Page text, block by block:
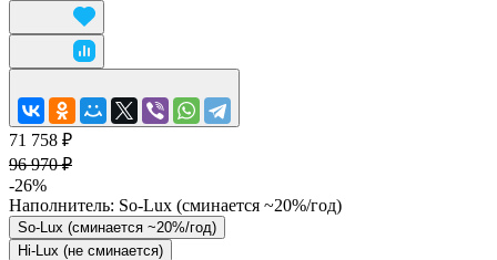
71 758 ₽
96 970 ₽
-26%
Наполнитель: So-Lux (cминается ~20%/год)
So-Lux (cминается ~20%/год)
Hi-Lux (не сминается)